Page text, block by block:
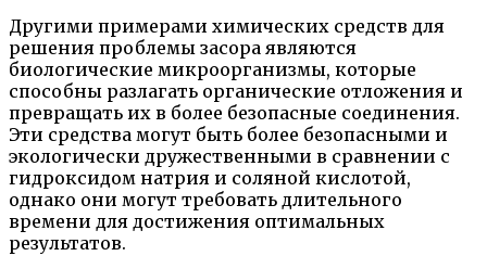
Другими примерами химических средств для
решения проблемы засора являются
биологические микроорганизмы, которые
способны разлагать органические отложения и
превращать их в более безопасные соединения.
Эти средства могут быть более безопасными и
экологически дружественными в сравнении с
гидроксидом натрия и соляной кислотой,
однако они могут требовать длительного
времени для достижения оптимальных
результатов.